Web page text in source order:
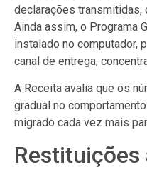
declarações transmitidas,
Ainda assim, o Programa
instalado no computador,
canal de entrega,
A Receita avalia que os
gradual no
migrado cada vez mais
Restituições